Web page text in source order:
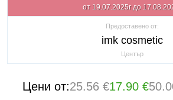
от 19.07.2025г до
Предоставено от:
imk cosmetic
Център
Цени от:25.56 €17.90 €